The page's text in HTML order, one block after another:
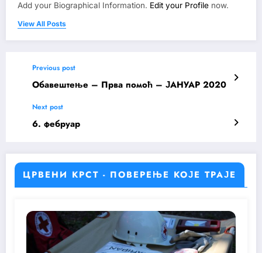
Add your Biographical Information. Edit your Profile now.
View All Posts
Previous post
Oбавештење – Прва помоћ – ЈАНУАР 2020
Next post
6. фебруар
ЦРВЕНИ КРСТ - ПОВЕРЕЊЕ КОЈЕ ТРАЈЕ